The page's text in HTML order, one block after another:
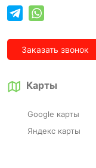
Заказать звонок
Карты
Google карты
Яндекс карты